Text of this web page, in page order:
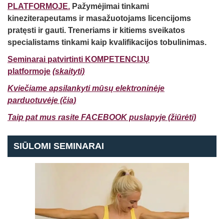
PLATFORMOJE. Pažymėjimai tinkami
kineziterapeutams ir masažuotojams licencijoms
pratęsti ir gauti. Treneriams ir kitiems sveikatos
specialistams tinkami kaip kvalifikacijos tobulinimas.
Seminarai patvirtinti KOMPETENCIJŲ
platformoje (skaityti)
Kviečiame apsilankyti mūsų elektroninėje
parduotuvėje (čia)
Taip pat mus rasite FACEBOOK puslapyje (žiūrėti)
SIŪLOMI SEMINARAI